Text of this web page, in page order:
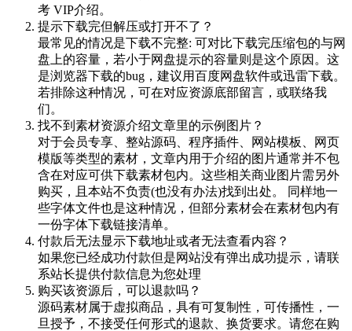
考 VIP介绍。
提示下载完但解压或打开不了？
最常见的情况是下载不完整: 可对比下载完压缩包的与网
盘上的容量，若小于网盘提示的容量则是这个原因。这
是浏览器下载的bug，建议用百度网盘软件或迅雷下载。
若排除这种情况，可在对应资源底部留言，或联络我
们。
找不到素材资源介绍文章里的示例图片？
对于会员专享、整站源码、程序插件、网站模板、网页
模版等类型的素材，文章内用于介绍的图片通常并不包
含在对应可供下载素材包内。这些相关商业图片需另外
购买，且本站不负责(也没有办法)找到出处。 同样地一
些字体文件也是这种情况，但部分素材会在素材包内有
一份字体下载链接清单。
付款后无法显示下载地址或者无法查看内容？
如果您已经成功付款但是网站没有弹出成功提示，请联
系站长提供付款信息为您处理
购买该资源后，可以退款吗？
源码素材属于虚拟商品，具有可复制性，可传播性，一
旦授予，不接受任何形式的退款、换货要求。请您在购